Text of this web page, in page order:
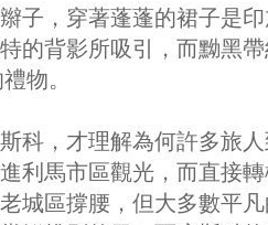
子，穿著蓬蓬的裙子是
的背影所吸引，而黝黑
物。
科，才理解為何許多旅
利馬市區觀光，而直接
城區撐腰，但大多數平